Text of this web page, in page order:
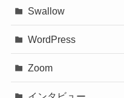
Swallow
WordPress
Zoom